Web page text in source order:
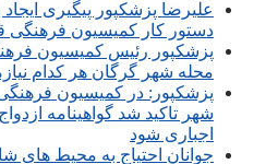
علیرضا پزشکپور پیگیری
دستور کار کمیسیون فرهنگی
محله شهر گرگان هر کدام
پزشکپور: در کمیسیون
شهر تاکید شد گواهینامه
اجباری شود
جوانان احتیاج به محیط های